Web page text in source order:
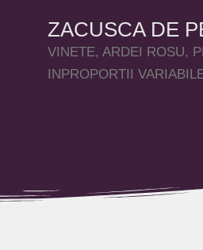
ZACUSCA DE
VINETE, ARDEI ROSU,
INPROPORTII